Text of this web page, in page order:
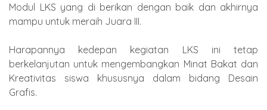
Modul LKS yang di berikan dengan baik dan akhirnya
mampu untuk meraih Juara III.
Harapannya kedepan kegiatan LKS ini tetap
berkelanjutan untuk mengembangkan Minat Bakat dan
Kreativitas siswa khususnya dalam bidang Desain
Grafis.